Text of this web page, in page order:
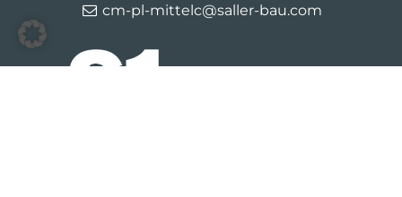
cm-pl-mittelc@saller-bau.com